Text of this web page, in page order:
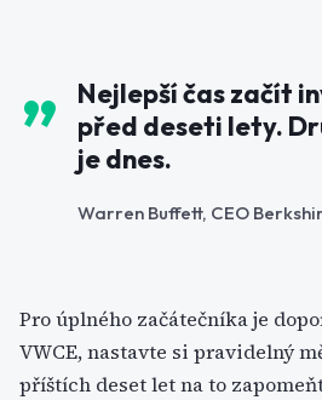
Nejlepší čas začít
před deseti lety.
je dnes.
Warren Buffett, CEO
Pro úplného začátečníka je
VWCE, nastavte si pravidelný
příštích deset let na to